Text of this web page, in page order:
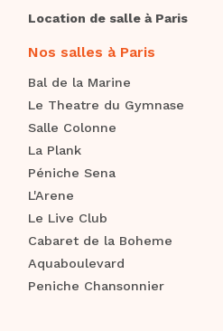
Location de salle à Paris
Nos salles à Paris
Bal de la Marine
Le Theatre du Gymnase
Salle Colonne
La Plank
Péniche Sena
L'Arene
Le Live Club
Cabaret de la Boheme
Aquaboulevard
Peniche Chansonnier